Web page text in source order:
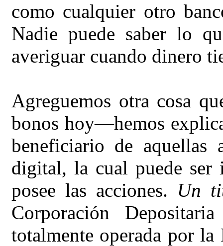
como cualquier otro
Nadie puede saber lo
averiguar cuando dinero
Agreguemos otra cosa
bonos hoy—hemos
beneficiario de aquellas
digital, la cual puede ser
posee las acciones. Un
Corporación
totalmente operada por la